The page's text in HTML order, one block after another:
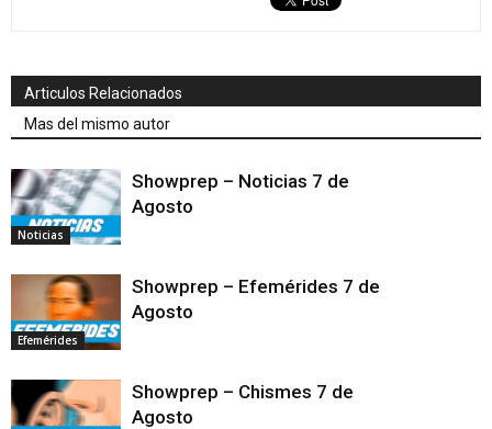
Articulos Relacionados
Mas del mismo autor
Noticias
Showprep – Noticias 7 de
Agosto
Efemérides
Showprep – Efemérides 7 de
Agosto
Showprep – Chismes 7 de
Agosto